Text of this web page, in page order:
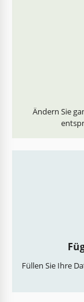
Ändern Sie
Füllen Sie Ihre